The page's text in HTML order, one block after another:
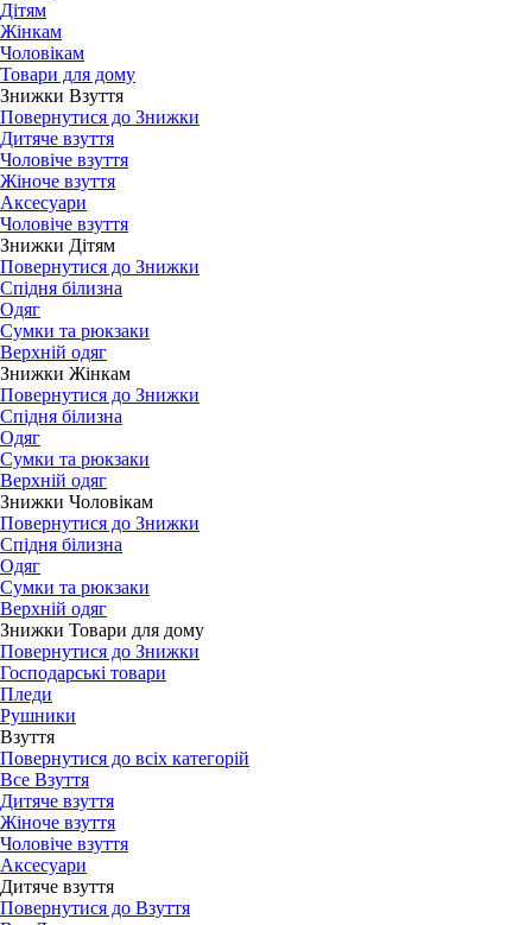
Дітям
Жінкам
Чоловікам
Товари для дому
Знижки Взуття
Повернутися до Знижки
Дитяче взуття
Чоловіче взуття
Жіноче взуття
Аксесуари
Чоловіче взуття
Знижки Дітям
Повернутися до Знижки
Спідня білизна
Одяг
Сумки та рюкзаки
Верхній одяг
Знижки Жінкам
Повернутися до Знижки
Спідня білизна
Одяг
Сумки та рюкзаки
Верхній одяг
Знижки Чоловікам
Повернутися до Знижки
Спідня білизна
Одяг
Сумки та рюкзаки
Верхній одяг
Знижки Товари для дому
Повернутися до Знижки
Господарські товари
Пледи
Рушники
Взуття
Повернутися до всіх категорій
Все Взуття
Дитяче взуття
Жіноче взуття
Чоловіче взуття
Аксесуари
Дитяче взуття
Повернутися до Взуття